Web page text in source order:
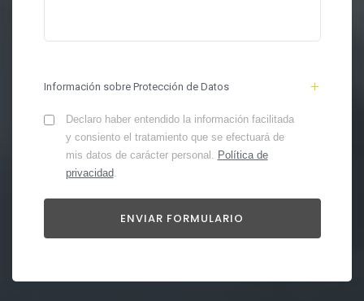
Información sobre Protección de Datos
Declaro haber entendido la información facilitada
y consiento el tratamiento que se efectuará de
mis datos de carácter personal. Política de
privacidad.